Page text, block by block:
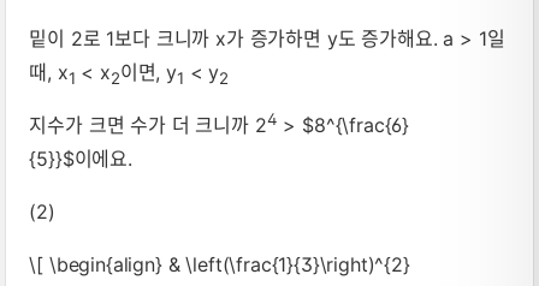
밑이 2로 1보다 크니까 x가 증가하면 y도 증가해요. a > 1일
때, x1 < x2이면, y1 < y2
지수가 크면 수가 더 크니까 24 > $8^{\frac{6}
{5}}$이에요.
(2)
\[ \begin{align} & \left(\frac{1}{3}\right)^{2}